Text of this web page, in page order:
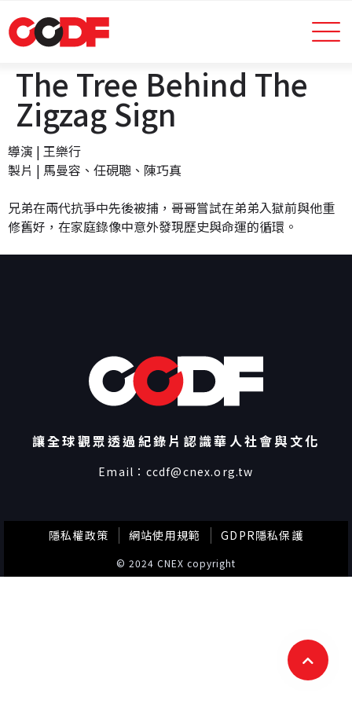
The Tree Behind The
Zigzag Sign
導演 | 王樂行
製片 | 馬曼容、任硯聰、陳巧真
兄弟在兩代抗爭中先後被捕，哥哥嘗試在弟弟入獄前與他重
修舊好，在家庭錄像中意外發現歷史與命運的循環。
讓全球觀眾透過紀錄片認識華人社會與文化
Email： ccdf@cnex.org.tw
© 2024 CNEX copyright
隱私權政策 網站使用規範 GDPR隱私保護